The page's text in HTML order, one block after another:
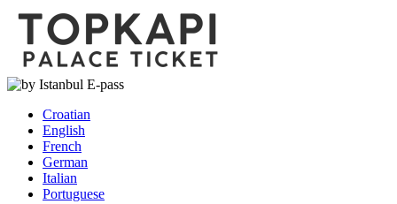
Croatian
English
French
German
Italian
Portuguese